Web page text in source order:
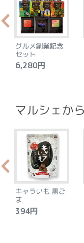
グルメ創業記念
セット
6,280円
マルシェか
キャラいも 黒ご
ま
394円